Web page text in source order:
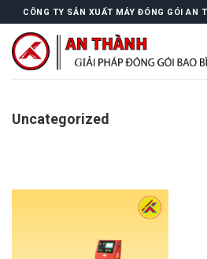
to
content
CÔNG TY SẢN XUẤT MÁY ĐÓNG GÓI AN
Uncategorized